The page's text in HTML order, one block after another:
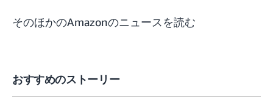
そのほかのAmazonのニュースを読む
おすすめのストーリー